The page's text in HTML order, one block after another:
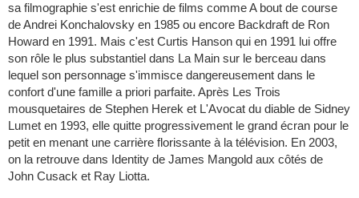
sa filmographie s'est enrichie de films comme A bout de course
de Andrei Konchalovsky en 1985 ou encore Backdraft de Ron
Howard en 1991. Mais c'est Curtis Hanson qui en 1991 lui offre
son rôle le plus substantiel dans La Main sur le berceau dans
lequel son personnage s'immisce dangereusement dans le
confort d'une famille a priori parfaite. Après Les Trois
mousquetaires de Stephen Herek et L'Avocat du diable de Sidney
Lumet en 1993, elle quitte progressivement le grand écran pour le
petit en menant une carrière florissante à la télévision. En 2003,
on la retrouve dans Identity de James Mangold aux côtés de
John Cusack et Ray Liotta.